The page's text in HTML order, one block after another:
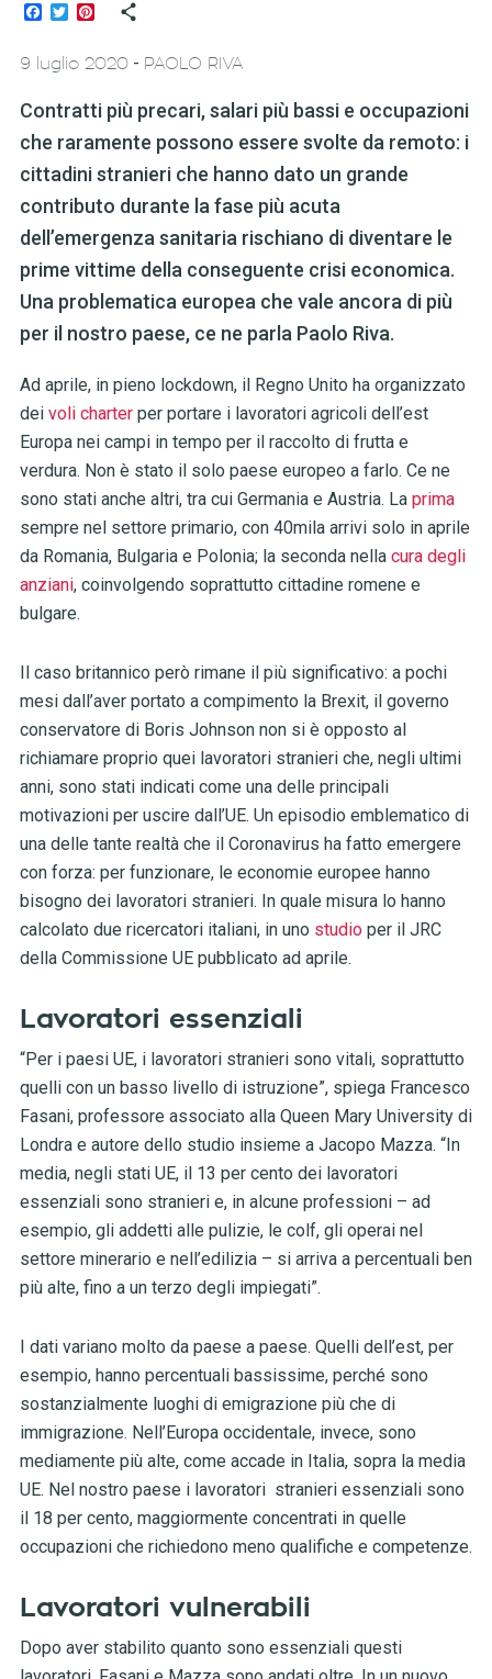
Facebook
TwitterPinterest
9 luglio 2020- PAOLO RIVA
Contratti più precari, salari più bassi e occupazioni
che raramente possono essere svolte da remoto: i
cittadini stranieri che hanno dato un grande
contributo durante la fase più acuta
dell’emergenza sanitaria rischiano di diventare le
prime vittime della conseguente crisi economica.
Una problematica europea che vale ancora di più
per il nostro paese, ce ne parla Paolo Riva.
Ad aprile, in pieno lockdown, il Regno Unito ha organizzato
dei voli charterper portare i lavoratori agricoli dell’est
Europa nei campi in tempo per il raccolto di frutta e
verdura. Non è stato il solo paese europeo a farlo. Ce ne
sono stati anche altri, tra cui Germania e Austria. La prima
sempre nel settore primario, con 40mila arrivi solo in aprile
da Romania, Bulgaria e Polonia; la seconda nella cura degli
anziani, coinvolgendo soprattutto cittadine romene e
bulgare.
Il caso britannico però rimane il più significativo: a pochi
mesi dall’aver portato a compimento la Brexit, il governo
conservatore di Boris Johnson non si è opposto al
richiamare proprio quei lavoratori stranieri che, negli ultimi
anni, sono stati indicati come una delle principali
motivazioni per uscire dall’UE. Un episodio emblematico di
una delle tante realtà che il Coronavirus ha fatto emergere
con forza: per funzionare, le economie europee hanno
bisogno dei lavoratori stranieri. In quale misura lo hanno
calcolato due ricercatori italiani, in uno studioper il JRC
della Commissione UE pubblicato ad aprile.
Lavoratori essenziali
“Per i paesi UE, i lavoratori stranieri sono vitali, soprattutto
quelli con un basso livello di istruzione”, spiega Francesco
Fasani, professore associato alla Queen Mary University di
Londra e autore dello studio insieme a Jacopo Mazza. “In
media, negli stati UE, il 13 per cento dei lavoratori
essenziali sono stranieri e, in alcune professioni – ad
esempio, gli addetti alle pulizie, le colf, gli operai nel
settore minerario e nell’edilizia – si arriva a percentuali ben
più alte, fino a un terzo degli impiegati”.
I dati variano molto da paese a paese. Quelli dell’est, per
esempio, hanno percentuali bassissime, perché sono
sostanzialmente luoghi di emigrazione più che di
immigrazione. Nell’Europa occidentale, invece, sono
mediamente più alte, come accade in Italia, sopra la media
UE. Nel nostro paese i lavoratori stranieri essenziali sono
il 18 per cento, maggiormente concentrati in quelle
occupazioni che richiedono meno qualifiche e competenze.
Lavoratori vulnerabili
Dopo aver stabilito quanto sono essenziali questi